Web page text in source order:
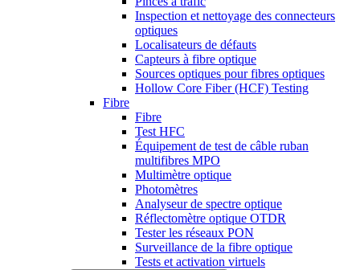
Inspection et nettoyage des connecteurs
optiques
Localisateurs de défauts
Capteurs à fibre optique
Sources optiques pour fibres optiques
Hollow Core Fiber (HCF) Testing
Fibre
Fibre
Test HFC
Équipement de test de câble ruban
multifibres MPO
Multimètre optique
Photomètres
Analyseur de spectre optique
Réflectomètre optique OTDR
Tester les réseaux PON
Surveillance de la fibre optique
Tests et activation virtuels